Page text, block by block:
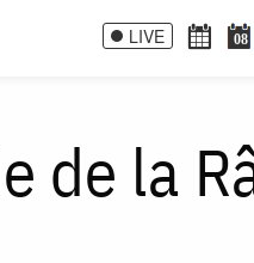
LIVE 08
de la